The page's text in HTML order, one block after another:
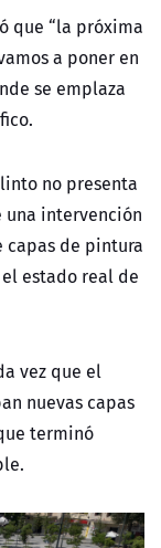
que “la próxima
a poner en
se emplaza
no presenta
una intervención
capas de pintura
estado real de
vez que el
nuevas capas
terminó